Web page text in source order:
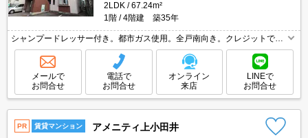
2LDK
67.24m²
1階
4階建 築35年
シャンプードレッサー付き。都市ガス使用。全戸南向き。クレジットで家
賃支払可。
メールで
お問合せ
電話で
お問合せ
オンライン
来店
LINEで
お問合せ
PR 賃貸マンション アメニティ上小田井